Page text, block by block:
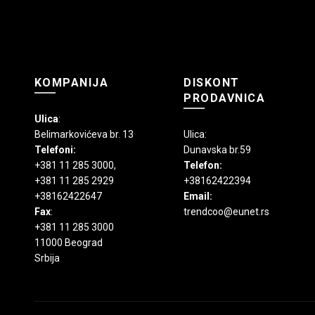
KOMPANIJA
Ulica:
Belimarkovićeva br. 13
Telefoni:
+381 11 285 3000,
+381 11 285 2929
+38162422647
Fax:
+381 11 285 3000
11000 Beograd
Srbija
DISKONT
PRODAVNICA
Ulica:
Dunavska br.59
Telefon:
+38162422394
Email:
trendcoo@eunet.rs